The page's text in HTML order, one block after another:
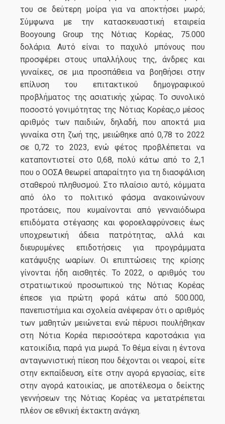
του σε δεύτερη μοίρα για να αποκτήσει μωρό;
Σύμφωνα με την κατασκευαστική εταιρεία
Booyoung Group της Νότιας Κορέας, 75.000
δολάρια. Αυτό είναι το παχυλό μπόνους που
προσφέρει στους υπαλλήλους της, άνδρες και
γυναίκες, σε μια προσπάθεια να βοηθήσει στην
επίλυση του επιτακτικού δημογραφικού
προβλήματος της ασιατικής χώρας. Το συνολικό
ποσοστό γονιμότητας της Νότιας Κορέας,ο μέσος
αριθμός των παιδιών, δηλαδή, που αποκτά μια
γυναίκα στη ζωή της, μειώθηκε από 0,78 το 2022
σε 0,72 το 2023, ενώ φέτος προβλέπεται να
καταποντιστεί στο 0,68, πολύ κάτω από το 2,1
που ο ΟΟΣΑ θεωρεί απαραίτητο για τη διασφάλιση
σταθερού πληθυσμού. Στο πλαίσιο αυτό, κόμματα
από όλο το πολιτικό φάσμα ανακοινώνουν
προτάσεις, που κυμαίνονται από γενναιόδωρα
επιδόματα στέγασης και φοροελαφρύνσεις έως
υποχρεωτική άδεια πατρότητας, αλλά και
διευρυμένες επιδοτήσεις για προγράμματα
κατάψυξης ωαρίων. Οι επιπτώσεις της κρίσης
γίνονται ήδη αισθητές. Το 2022, ο αριθμός του
στρατιωτικού προσωπικού της Νότιας Κορέας
έπεσε για πρώτη φορά κάτω από 500.000,
πανεπιστήμια και σχολεία ανέφεραν ότι ο αριθμός
των μαθητών μειώνεται ενώ πέρυσι πουλήθηκαν
στη Νότια Κορέα περισσότερα καροτσάκια για
κατοικίδια, παρά για μωρά. Το θέμα είναι η έντονα
ανταγωνιστική πίεση που δέχονται οι νεαροί, είτε
στην εκπαίδευση, είτε στην αγορά εργασίας, είτε
στην αγορά κατοικίας, με αποτέλεσμα ο δείκτης
γεννήσεων της Νότιας Κορέας να μετατρέπεται
πλέον σε εθνική έκτακτη ανάγκη.